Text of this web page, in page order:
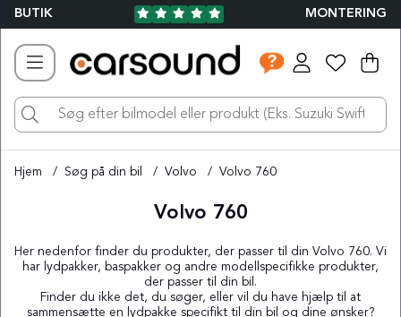
BUTIK MONTERING
.
Hjem Søg på din bil Volvo Volvo 760
Volvo 760
Her nedenfor finder du produkter, der passer til din Volvo 760. Vi
har lydpakker, baspakker og andre modellspecifikke produkter,
der passer til din bil.
Finder du ikke det, du søger, eller vil du have hjælp til at
sammensætte en lydpakke specifikt til din bil og dine ønsker?